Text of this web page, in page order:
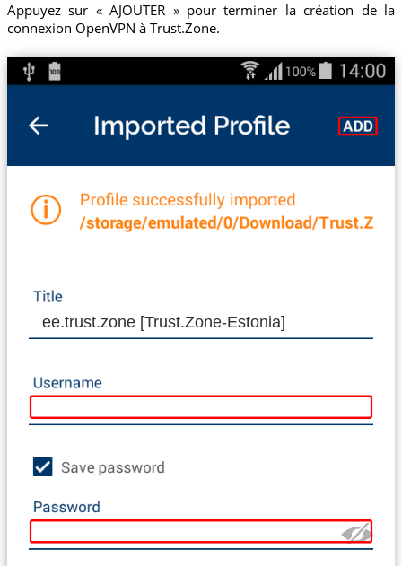
Appuyez sur « AJOUTER » pour terminer la création de la
connexion OpenVPN à Trust.Zone.
ee.trust.zone [Trust.Zone-Estonia]